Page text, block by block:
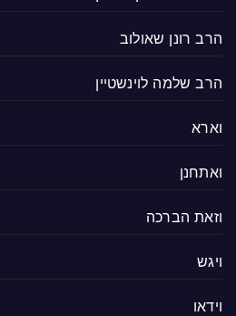
הרב רונן שאולוב
הרב שלמה לוינשטיין
וארא
ואתחנן
וזאת הברכה
ויגש
וידאו